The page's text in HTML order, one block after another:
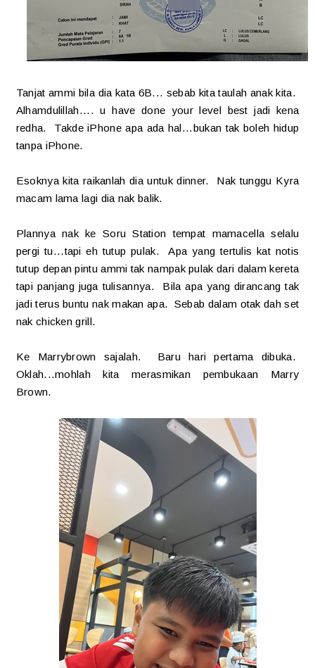
Tanjat ammi bila dia kata 6B... sebab kita taulah anak kita.
Alhamdulillah.... u have done your level best jadi kena
redha. Takde iPhone apa ada hal...bukan tak boleh hidup
tanpa iPhone.
Esoknya kita raikanlah dia untuk dinner. Nak tunggu Kyra
macam lama lagi dia nak balik.
Plannya nak ke Soru Station tempat mamacella selalu
pergi tu...tapi eh tutup pulak. Apa yang tertulis kat notis
tutup depan pintu ammi tak nampak pulak dari dalam kereta
tapi panjang juga tulisannya. Bila apa yang dirancang tak
jadi terus buntu nak makan apa. Sebab dalam otak dah set
nak chicken grill.
Ke Marrybrown sajalah. Baru hari pertama dibuka.
Oklah...mohlah kita merasmikan pembukaan Marry
Brown.